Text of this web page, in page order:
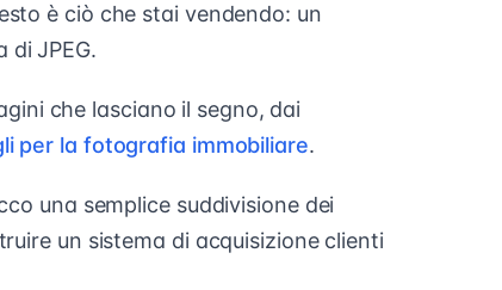
è ciò che stai vendendo: un
JPEG.
che lasciano il segno, dai
per la fotografia immobiliare.
una semplice suddivisione dei
un sistema di acquisizione clienti